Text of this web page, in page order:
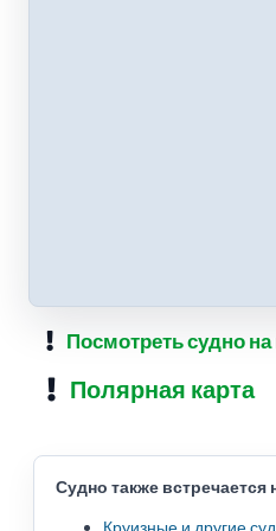
Посмотреть судно
Полярная карта
Судно также встречается